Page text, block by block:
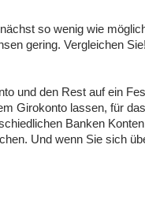
so wenig wie
gering. Vergleichen
und den Rest auf ein
Girokonto lassen, für
Banken
Und wenn Sie sich